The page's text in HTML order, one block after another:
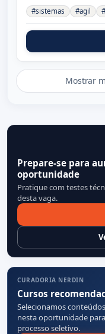
#sistemas #agil
Mostrar
Prepare-se para
oportunidade
Pratique com testes
desta vaga.
CURADORIA NERDIN
Cursos
Selecionamos
nesta oportunidade
processo seletivo.